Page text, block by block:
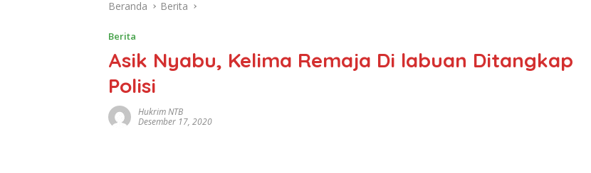
Beranda Berita
Berita
Asik Nyabu, Kelima Remaja Di labuan Ditangkap
Polisi
Hukrim NTB
Desember 17, 2020